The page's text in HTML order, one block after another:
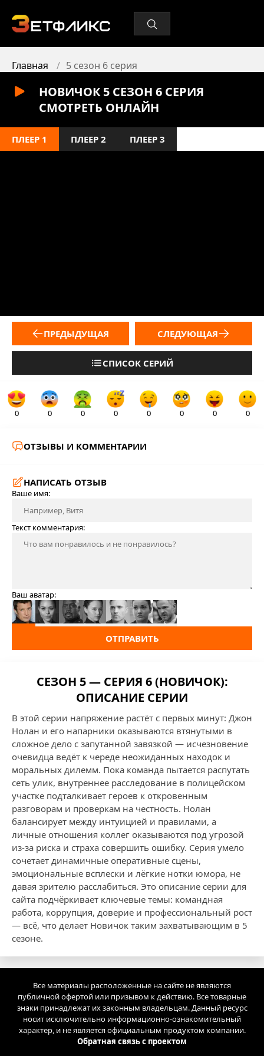
Главная 5 сезон 6 серия
НОВИЧОК 5 СЕЗОН 6 СЕРИЯ
СМОТРЕТЬ ОНЛАЙН
ПЛЕЕР 1 ПЛЕЕР 2 ПЛЕЕР 3
ПРЕДЫДУЩАЯ
СПИСОК СЕРИЙ
СЛЕДУЮЩАЯ
0 0 0 0 0 0 0 0
ОТЗЫВЫ И КОММЕНТАРИИ
НАПИСАТЬ ОТЗЫВ
Ваше имя:
Текст комментария:
Ваш аватар:
ОТПРАВИТЬ
СЕЗОН 5 — СЕРИЯ 6 (НОВИЧОК):
ОПИСАНИЕ СЕРИИ
В этой серии напряжение растёт с первых минут: Джон
Нолан и его напарники оказываются втянутыми в
сложное дело с запутанной завязкой — исчезновение
очевидца ведёт к череде неожиданных находок и
моральных дилемм. Пока команда пытается распутать
сеть улик, внутреннее расследование в полицейском
участке подталкивает героев к откровенным
разговорам и проверкам на честность. Нолан
балансирует между интуицией и правилами, а
личные отношения коллег оказываются под угрозой
из-за риска и страха совершить ошибку. Серия умело
сочетает динамичные оперативные сцены,
эмоциональные всплески и лёгкие нотки юмора, не
давая зрителю расслабиться. Это описание серии для
сайта подчёркивает ключевые темы: командная
работа, коррупция, доверие и профессиональный рост
— всё, что делает Новичок таким захватывающим в 5
сезоне.
Все материалы расположенные на сайте не являются
публичной офертой или призывом к действию. Все товарные
знаки принадлежат их законным владельцам. Данный ресурс
носит исключительно информационно-ознакомительный
характер, и не является официальным продуктом компании.
Обратная связь с проектом